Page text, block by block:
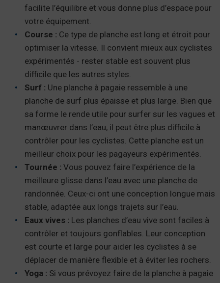
facilite l’équilibre et vous donne plus d’espace pour
votre équipement.
Course : Ce type de planche est long et étroit pour
optimiser la vitesse. Il convient mieux aux cyclistes
expérimentés - rester stable est souvent plus
difficile que les autres styles.
Surf : Une planche à pagaie ressemble à une
planche de surf plus épaisse et plus large. Bien que
sa forme le rende utile pour surfer sur les vagues et
manœuvrer dans l’eau, il peut être plus difficile à
contrôler pour les cyclistes. Cette planche est un
meilleur choix pour les pagayeurs expérimentés.
Tournée : Vous pouvez faire l’expérience de la
meilleure glisse dans l’eau avec une planche de
randonnée. Ceux-ci ont une conception longue mais
stable, adaptée aux longs trajets sur l’eau.
Eaux vives : Les planches d’eau vive sont faciles à
contrôler et toujours gonflables. Leur conception
est courte et large pour aider les cyclistes à se
déplacer de manière flexible et à éviter les rochers.
Yoga : Si vous prévoyez faire de la planche à pagaie